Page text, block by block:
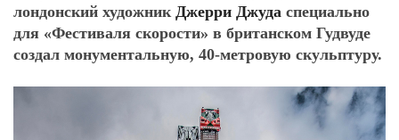
лондонский художник Джерри Джуда специально
для «Фестиваля скорости» в британском Гудвуде
создал монументальную, 40-метровую скульптуру.